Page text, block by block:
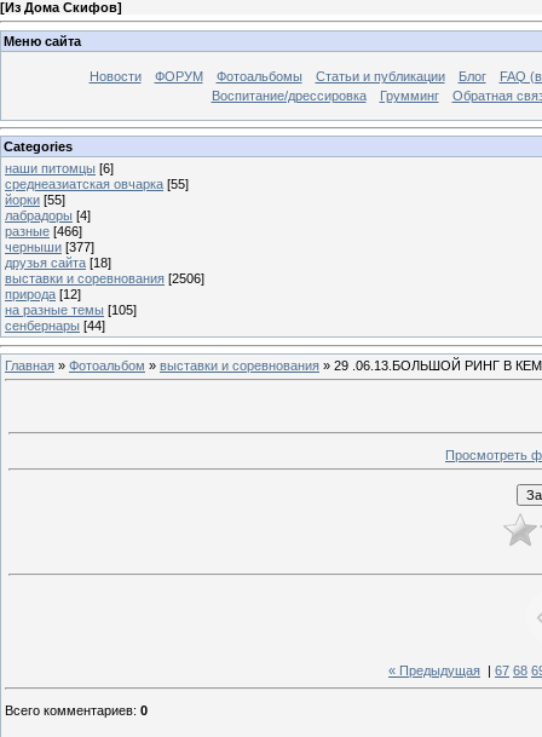
[Из Дома Скифов]
Меню сайта
Новости ФОРУМ Фотоальбомы Статьи и публикации Блог
FAQ
Воспитание/дрессировка
Грумминг Обратная
Categories
наши питомцы [6]
среднеазиатская овчарка [55]
йорки [55]
лабрадоры [4]
разные [466]
черныши [377]
друзья сайта [18]
выставки и соревнования [2506]
природа [12]
на разные темы [105]
сенбернары [44]
Главная » Фотоальбом » выставки и соревнования » 29 .06.13.БОЛЬШОЙ РИНГ В
Просмотреть
« Предыдущая | 67 68
Всего комментариев: 0